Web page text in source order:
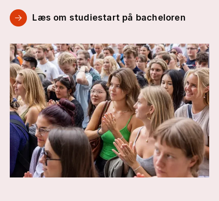
Læs om studiestart på bacheloren